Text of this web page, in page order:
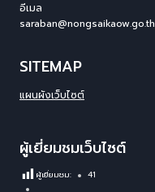
อีเมล
saraban@nongsaikaow.go.th
SITEMAP
แผนผังเว็บไซต์
ผู้เยี่ยมชมเว็บไซต์
ผู้เยี่ยมชม: 41